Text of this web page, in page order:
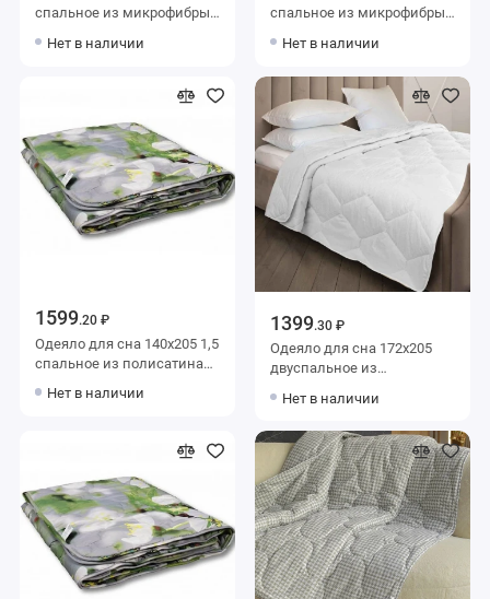
спальное из микрофибры
силиконизированное
Нет в наличии
спальное из микрофибры
силиконизированное
Нет в наличии
1599.20 ₽
Одеяло для сна 140х205 1,5
спальное из полисатина
силиконизированное
Нет в наличии
1399.30 ₽
Одеяло для сна 172х205
двуспальное из
силиконизированное
волокно KARIGUZ
Нет в наличии